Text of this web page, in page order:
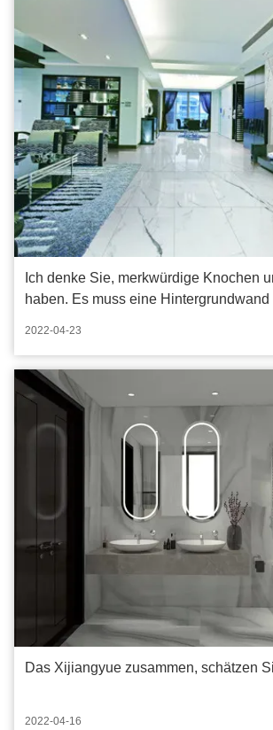
Ich denke Sie, merkwürdige Knochen
haben. Es muss eine Hintergrundwand
2022-04-23
Das Xijiangyue zusammen, schätzen
2022-04-16